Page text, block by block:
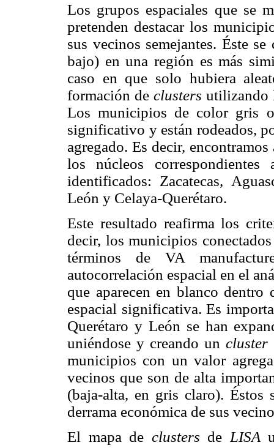
Los grupos espaciales que se
pretenden destacar los
sus vecinos semejantes. Éste
bajo) en una región es más
caso en que solo hubiera
formación de clusters utilizando
Los municipios de color gris
significativo y están rodeados,
agregado. Es decir,
los núcleos
identificados: Zacatecas,
León y Celaya-Querétaro.
Este resultado reafirma los
decir, los municipios
términos de VA
autocorrelación espacial en el
que aparecen en blanco
espacial significativa. Es
Querétaro y León se han
uniéndose y creando uncluster
municipios con un valor
vecinos que son de alta
(baja-alta, en gris claro).
derrama económica de sus
El mapa de clusters de LISA